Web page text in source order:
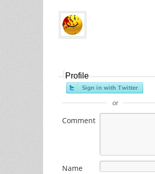
Profile
or
Comment
Name